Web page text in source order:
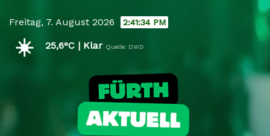
content
Freitag, 7. August 2026 2:41:35 PM
☀️ 25,6°C | Klar Quelle: DWD